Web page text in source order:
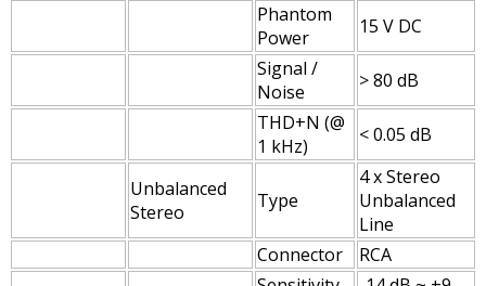
Phantom
Power
15 V DC
Signal /
Noise
> 80 dB
THD+N (@
1 kHz)
< 0.05 dB
Unbalanced
Stereo
Type
4 x Stereo
Unbalanced
Line
Connector
RCA